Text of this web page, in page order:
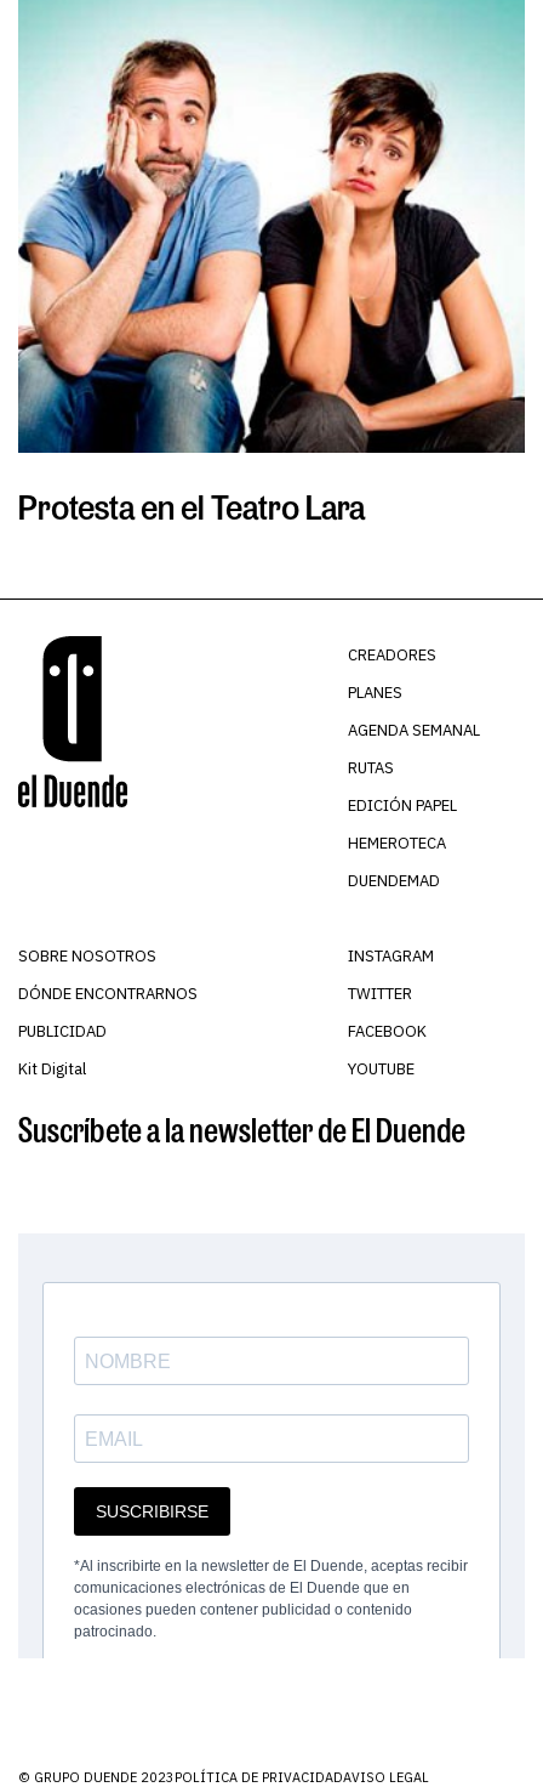
Protesta en el Teatro Lara
CREADORES
PLANES
AGENDA SEMANAL
RUTAS
EDICIÓN PAPEL
HEMEROTECA
DUENDEMAD
SOBRE NOSOTROS
DÓNDE ENCONTRARNOS
PUBLICIDAD
Kit Digital
INSTAGRAM
TWITTER
FACEBOOK
YOUTUBE
Suscríbete a la newsletter de El Duende
© GRUPO DUENDE 2023 POLÍTICA DE PRIVACIDADAVISO LEGAL